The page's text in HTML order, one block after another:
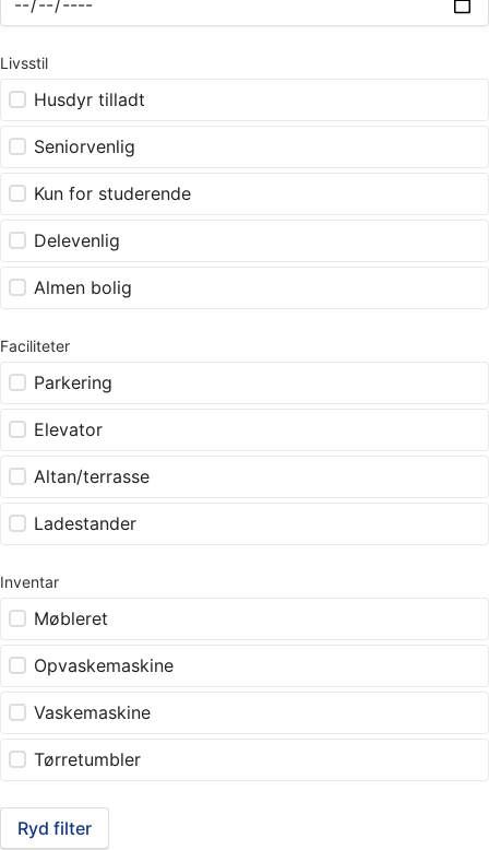
Livsstil
Husdyr tilladt
Seniorvenlig
Kun for studerende
Delevenlig
Almen bolig
Faciliteter
Parkering
Elevator
Altan/terrasse
Ladestander
Inventar
Møbleret
Opvaskemaskine
Vaskemaskine
Tørretumbler
Ryd filter